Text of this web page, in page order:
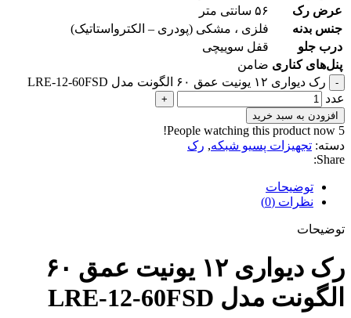
عرض رک
۵۶ سانتی متر
جنس بدنه
فلزی ، مشکی (پودری – الکترواستاتیک)
درب جلو
قفل سوییچی
پنل‌های کناری ضامن
-
رک دیواری ۱۲ یونیت عمق ۶۰ الگونت مدل LRE-12-60FSD
عدد
+
افزودن به سبد خرید
5
People watching this product now!
دسته: تجهیزات پسیو شبکه, رک
Share:
توضیحات
نظرات (0)
توضیحات
رک دیواری ۱۲ یونیت عمق ۶۰
الگونت مدل LRE-12-60FSD